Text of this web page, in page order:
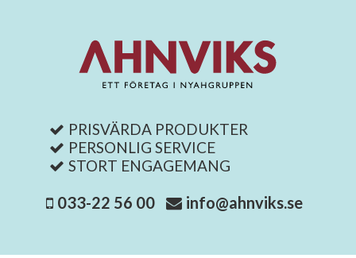
PRISVÄRDA PRODUKTER
PERSONLIG SERVICE
STORT ENGAGEMANG
033-22 56 00 info@ahnviks.se